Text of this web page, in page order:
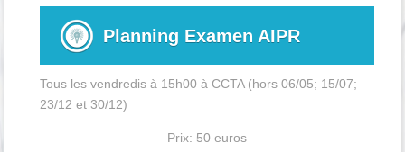
Planning Examen AIPR
Tous les vendredis à 15h00 à CCTA (hors 06/05; 15/07;
23/12 et 30/12)
Prix: 50 euros